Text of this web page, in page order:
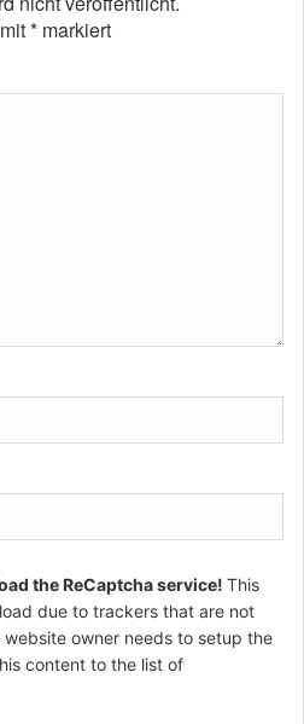
* markiert
the ReCaptcha service! This
due to trackers that are not
owner needs to setup the
content to the list of